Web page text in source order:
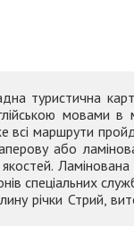
туристична
мовами в
всі маршрути
або
спеціальних
річки Стрий,